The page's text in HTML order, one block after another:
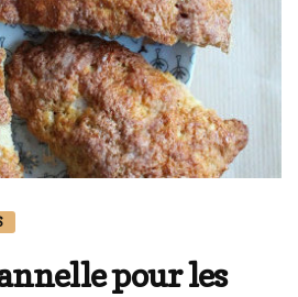
pour les